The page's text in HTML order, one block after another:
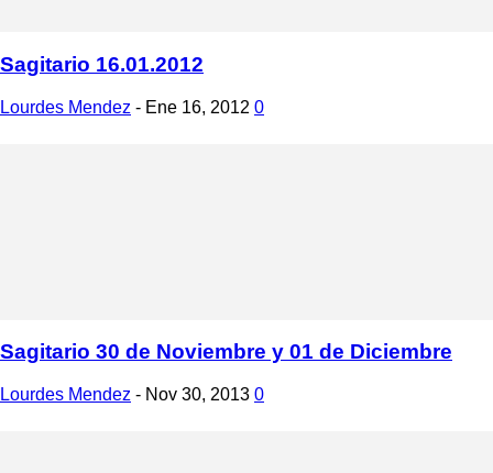
Sagitario 16.01.2012
Lourdes Mendez - Ene 16, 2012 0
Sagitario 30 de Noviembre y 01 de Diciembre
Lourdes Mendez - Nov 30, 2013 0